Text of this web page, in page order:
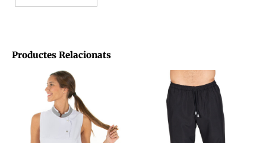
Productes Relacionats